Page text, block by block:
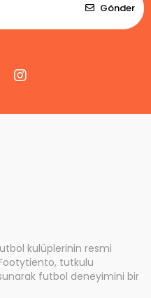
Gönder
kulüplerinin resmi
tutkulu
futbol deneyimini bir